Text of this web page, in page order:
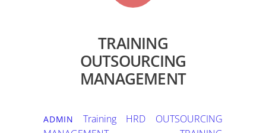
TRAINING
OUTSOURCING
MANAGEMENT
ADMIN Training HRD
OUTSOURCING